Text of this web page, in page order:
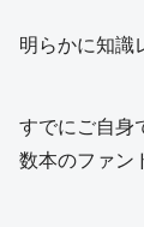
明らかに知識
すでにご自身
数本のファン